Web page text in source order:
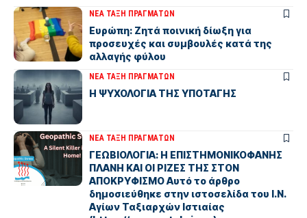
ΝΕΑ ΤΑΞΗ ΠΡΑΓΜΑΤΩΝ
Ευρώπη: Ζητά ποινική δίωξη για
προσευχές και συμβουλές κατά της
αλλαγής φύλου
ΝΕΑ ΤΑΞΗ ΠΡΑΓΜΑΤΩΝ
Η ΨΥΧΟΛΟΓΙΑ ΤΗΣ ΥΠΟΤΑΓΗΣ
ΝΕΑ ΤΑΞΗ ΠΡΑΓΜΑΤΩΝ
ΓΕΩΒΙΟΛΟΓΙΑ: Η ΕΠΙΣΤΗΜΟΝΙΚΟΦΑΝΗΣ
ΠΛΑΝΗ ΚΑΙ ΟΙ ΡΙΖΕΣ ΤΗΣ ΣΤΟΝ
ΑΠΟΚΡΥΦΙΣΜΟ Αυτό το άρθρο
δημοσιεύθηκε στην ιστοσελίδα του Ι.Ν.
Αγίων Ταξιαρχών Ιστιαίας